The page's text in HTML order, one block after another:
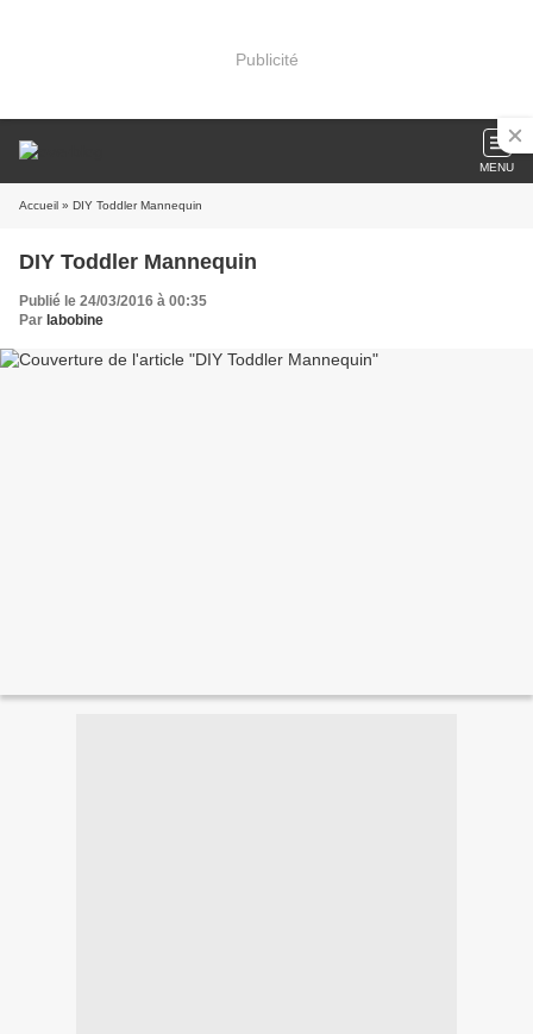
Publicité
MENU
Accueil » DIY Toddler Mannequin
DIY Toddler Mannequin
Publié le 24/03/2016 à 00:35
Par labobine